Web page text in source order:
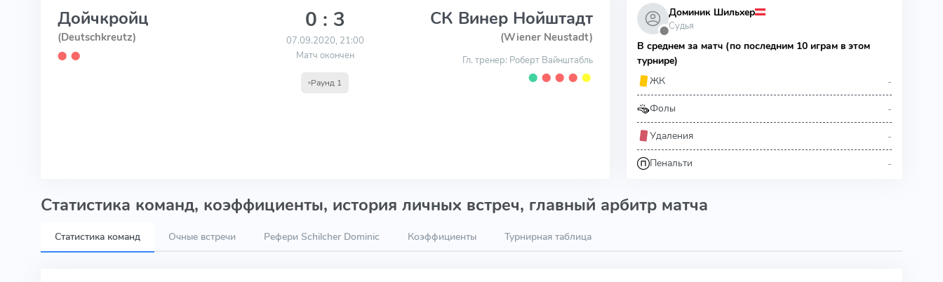
Дойчкройц
(Deutschkreutz)
⬤ ⬤
0 : 3
07.09.2020, 21:00
Матч окончен
Раунд 1
СК Винер Нойштадт
(Wiener Neustadt)
Гл. тренер: Роберт Вайнштабль
⬤ ⬤ ⬤ ⬤ ⬤
⬤
Доминик Шильхер
Судья
В среднем за матч (по последним 10 играм в этом
турнире)
ЖК
-
Фолы -
Удаления -
Пенальти -
Статистика команд, коэффициенты, история личных встреч, главный арбитр матча
Статистика команд Очные встречи Рефери Schilcher Dominic Коэффициенты Турнирная таблица